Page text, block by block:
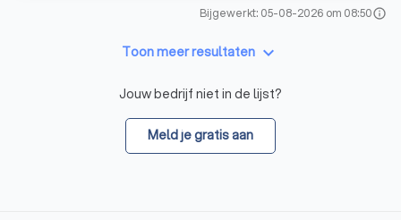
Bijgewerkt: 05-08-2026 om 08:50info
Toon meer resultaten keyboard_arrow_down
Jouw bedrijf niet in de lijst?
Meld je gratis aan